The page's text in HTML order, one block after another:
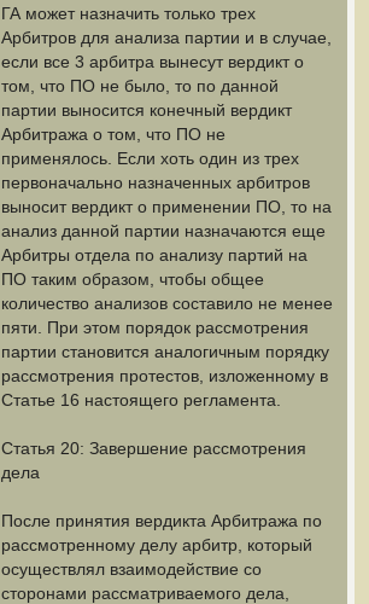
ГА может назначить только трех
Арбитров для анализа партии и в случае,
если все 3 арбитра вынесут вердикт о
том, что ПО не было, то по данной
партии выносится конечный вердикт
Арбитража о том, что ПО не
применялось. Если хоть один из трех
первоначально назначенных арбитров
выносит вердикт о применении ПО, то на
анализ данной партии назначаются еще
Арбитры отдела по анализу партий на
ПО таким образом, чтобы общее
количество анализов составило не менее
пяти. При этом порядок рассмотрения
партии становится аналогичным порядку
рассмотрения протестов, изложенному в
Статье 16 настоящего регламента.
Статья 20: Завершение рассмотрения
дела
После принятия вердикта Арбитража по
рассмотренному делу арбитр, который
осуществлял взаимодействие со
сторонами рассматриваемого дела,